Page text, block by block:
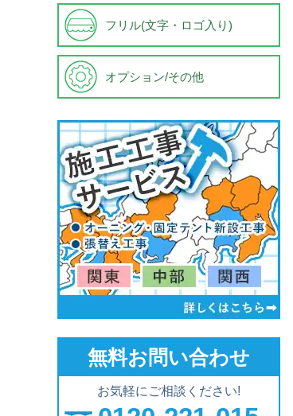
フリル(文字・ロゴ入り)
オプション/その他
無料お問い合わせ
お気軽にご相談ください!